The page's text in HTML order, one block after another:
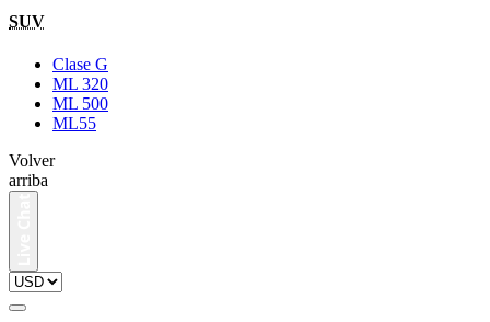
SUV
Clase G
ML 320
ML 500
ML55
Volver
arriba